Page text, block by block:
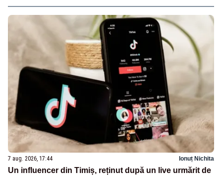
7 aug. 2026, 17:44 Ionuț Nichita
Un influencer din Timiș, reținut după un live urmărit de